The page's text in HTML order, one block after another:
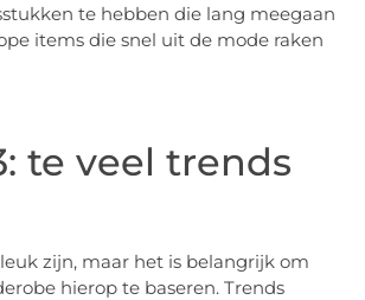
te hebben die lang meegaan
items die snel uit de mode raken
te veel trends
zijn, maar het is belangrijk om
hierop te baseren. Trends